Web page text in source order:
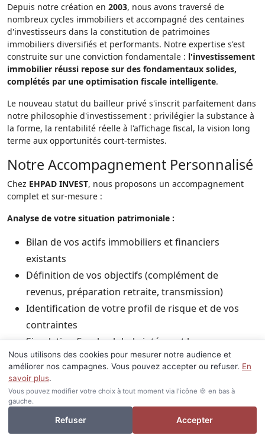
Depuis notre création en 2003, nous avons traversé de
nombreux cycles immobiliers et accompagné des centaines
d'investisseurs dans la constitution de patrimoines
immobiliers diversifiés et performants. Notre expertise s'est
construite sur une conviction fondamentale : l'investissement
immobilier réussi repose sur des fondamentaux solides,
complétés par une optimisation fiscale intelligente.
Le nouveau statut du bailleur privé s'inscrit parfaitement dans
notre philosophie d'investissement : privilégier la substance à
la forme, la rentabilité réelle à l'affichage fiscal, la vision long
terme aux opportunités court-termistes.
Notre Accompagnement Personnalisé
Chez EHPAD INVEST, nous proposons un accompagnement
complet et sur-mesure :
Analyse de votre situation patrimoniale :
Bilan de vos actifs immobiliers et financiers
existants
Définition de vos objectifs (complément de
revenus, préparation retraite, transmission)
Identification de votre profil de risque et de vos
contraintes
Simulation fiscale globale intégrant le nouveau
statut dès sa promulgation
Sourcing d'opportunités d'investissement :
Sélection rigoureuse de biens immobiliers
performants
Je veux investir ou revendre
Nous utilisons des cookies pour mesurer notre audience et
améliorer nos campagnes. Vous pouvez accepter ou refuser. En
savoir plus.
Vous pouvez modifier votre choix à tout moment via l'icône 🍪 en bas à
gauche.
Refuser Accepter